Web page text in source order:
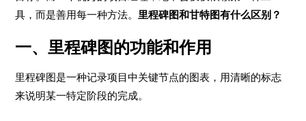
具，而是善用每一种方法。 里程碑图和甘特图有什么区别？
一、里程碑图的功能和作用
里程碑图是一种记录项目中关键节点的图表，用清晰的标志
来说明某一特定阶段的完成。